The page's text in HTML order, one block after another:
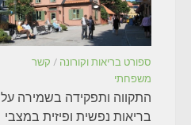
ספורט בריאות וקורונה / קשר
משפחתי
התקווה ותפקידה בשמירה על
בריאות נפשית ופיזית במצבי